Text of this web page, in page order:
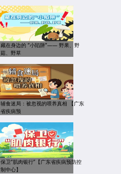
藏在身边的 “小陷阱”—— 野果、野
菇、野草
辅食迷局：被忽视的喂养真相 【广东
省疾病预
保卫“肌肉银行”【广东省疾病预防控
制中心】